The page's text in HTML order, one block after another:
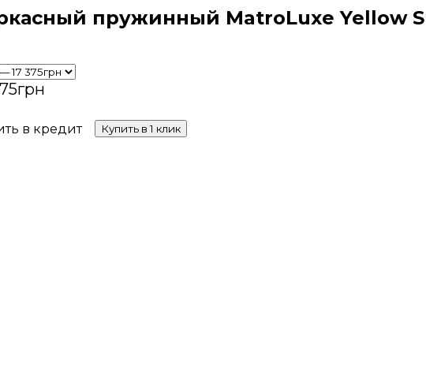
пружинный MatroLuxe Yellow
грн
в кредит Купить в 1 клик